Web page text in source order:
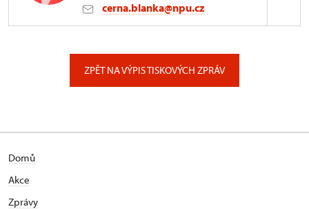
cerna.blanka@npu.cz
ZPĚT NA VÝPIS TISKOVÝCH ZPRÁV
Domů
Akce
Zprávy